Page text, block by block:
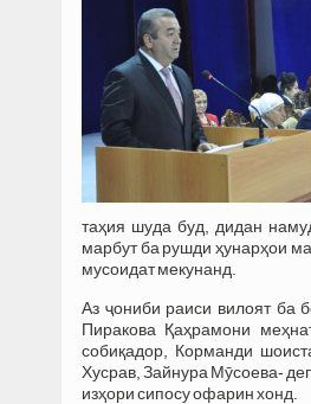
таҳия шуда буд, дидан
марбут ба рушди ҳунарҳои
мусоидат мекунанд.
Аз ҷониби раиси вилоят ба
Пиракова Қаҳрамони
собиқадор, Корманди
Хусрав, Зайнура Мӯсоева-
изҳори сипосу офарин хонд.